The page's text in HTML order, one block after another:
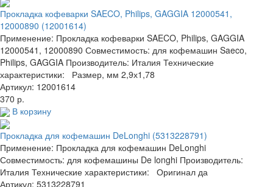
Прокладка кофеварки SAECO, Philips, GAGGIA 12000541,
12000890 (12001614)
Применение: Прокладка кофеварки SAECO, Philips, GAGGIA
12000541, 12000890 Совместимость: для кофемашин Saeco,
Philips, GAGGIA Производитель: Италия Технические
характеристики: Размер, мм 2,9х1,78
Артикул: 12001614
370 р.
В корзину
Прокладка для кофемашин DeLonghi (5313228791)
Применение: Прокладка для кофемашин DeLonghi
Совместимость: для кофемашины De longhi Производитель:
Италия Технические характеристики: Оригинал да
Артикул: 5313228791